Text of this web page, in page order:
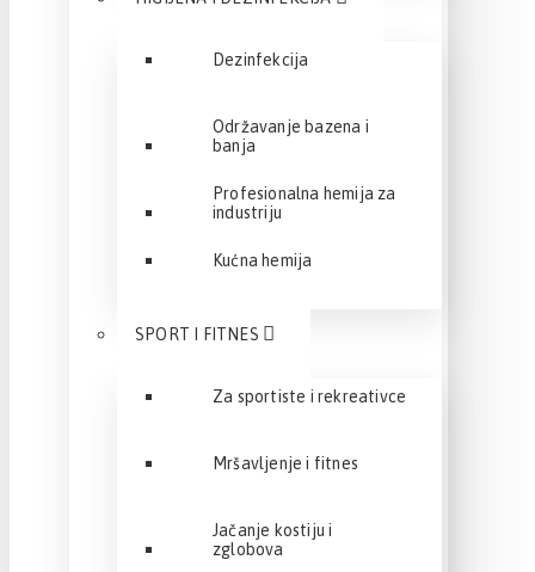
Dezinfekcija
Održavanje bazena i
banja
Profesionalna hemija za
industriju
Kućna hemija
SPORT I FITNES
Za sportiste i rekreativce
Mršavljenje i fitnes
Jačanje kostiju i
zglobova